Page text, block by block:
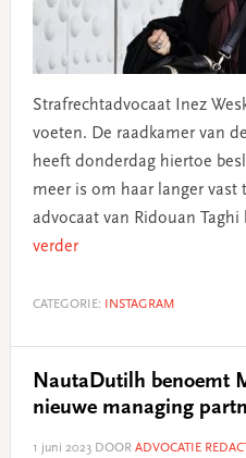
Strafrechtadvocaat Inez
voeten. De raadkamer van
heeft donderdag hiertoe
meer is om haar langer
advocaat van Ridouan
verder
CATEGORIE: INSTAGRAM
NautaDutilh benoemt
nieuwe managing
1 juni 2023DOOR ADVOCATIE